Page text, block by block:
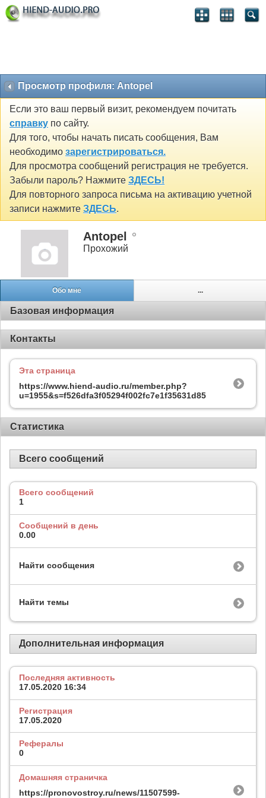
Просмотр профиля: Antopel
Если это ваш первый визит, рекомендуем почитать
справку по сайту.
Для того, чтобы начать писать сообщения, Вам
необходимо зарегистрироваться.
Для просмотра сообщений регистрация не требуется.
Забыли пароль? Нажмите ЗДЕСЬ!
Для повторного запроса письма на активацию учетной
записи нажмите ЗДЕСЬ.
Antopel
Прохожий
Обо мне ...
Базовая информация
Контакты
Эта страница
https://www.hiend-audio.ru/member.php?
u=1955&s=f526dfa3f05294f002fc7e1f35631d85
Статистика
Всего сообщений
Всего сообщений
1
Сообщений в день
0.00
Найти сообщения
Найти темы
Дополнительная информация
Последняя активность
17.05.2020 16:34
Регистрация
17.05.2020
Рефералы
0
Домашняя страничка
https://pronovostroy.ru/news/11507599-